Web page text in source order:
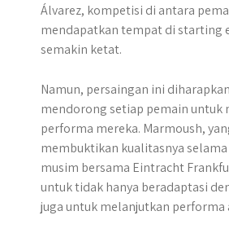
Álvarez, kompetisi di antara
mendapatkan tempat di starting
semakin ketat.
Namun, persaingan ini
mendorong setiap pemain untuk
performa mereka. Marmoush,
membuktikan kualitasnya
musim bersama Eintracht
untuk tidak hanya beradaptasi
juga untuk melanjutkan performa